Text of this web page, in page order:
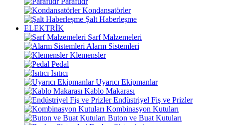
Kondansatörler
Şalt Haberleşme
ELEKTRİK
Sarf Malzemeleri
Alarm Sistemleri
Klemensler
Pedal
Isıtıcı
Uyarıcı Ekipmanlar
Kablo Makarası
Endüstriyel Fiş ve Prizler
Kombinasyon Kutuları
Buton ve Buat Kutuları